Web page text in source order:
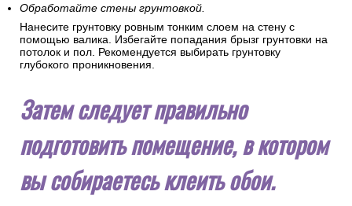
Обработайте стены грунтовкой.
Нанесите грунтовку ровным тонким слоем на стену с
помощью валика. Избегайте попадания брызг грунтовки на
потолок и пол. Рекомендуется выбирать грунтовку
глубокого проникновения.
Затем следует правильно
подготовить помещение, в котором
вы собираетесь клеить обои.